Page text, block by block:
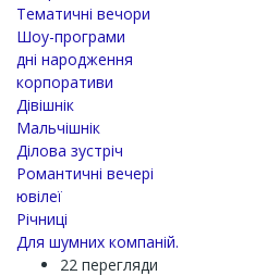
Тематичні вечори
Шоу-програми
дні народження
корпоративи
Дівішнік
Мальчішнік
Ділова зустріч
Романтичні вечері
ювілеї
Річниці
Для шумних компаній.
22 перегляди